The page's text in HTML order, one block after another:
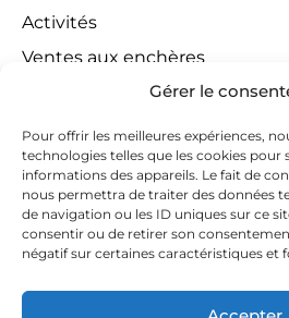
Gérer le
Pour offrir les meilleures expériences,
technologies telles que les cookies pour
informations des appareils. Le fait de
nous permettra de traiter des données
de navigation ou les ID uniques sur ce
consentir ou de retirer son
négatif sur certaines caractéristiques et
Activités
Ventes aux enchères
Compétences territoriales
Jeux concours
Liens
Contact
Contactez-nous
huissiers@tapella-nilles.lu